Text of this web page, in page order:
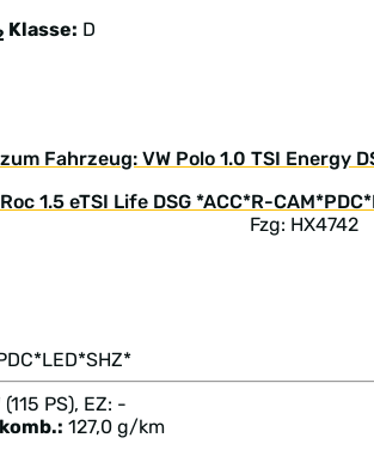
Klasse: D
Fahrzeug: VW Polo 1.0 TSI Energy
Fzg: HX4742
PS), EZ: -
komb.: 127,0 g/km